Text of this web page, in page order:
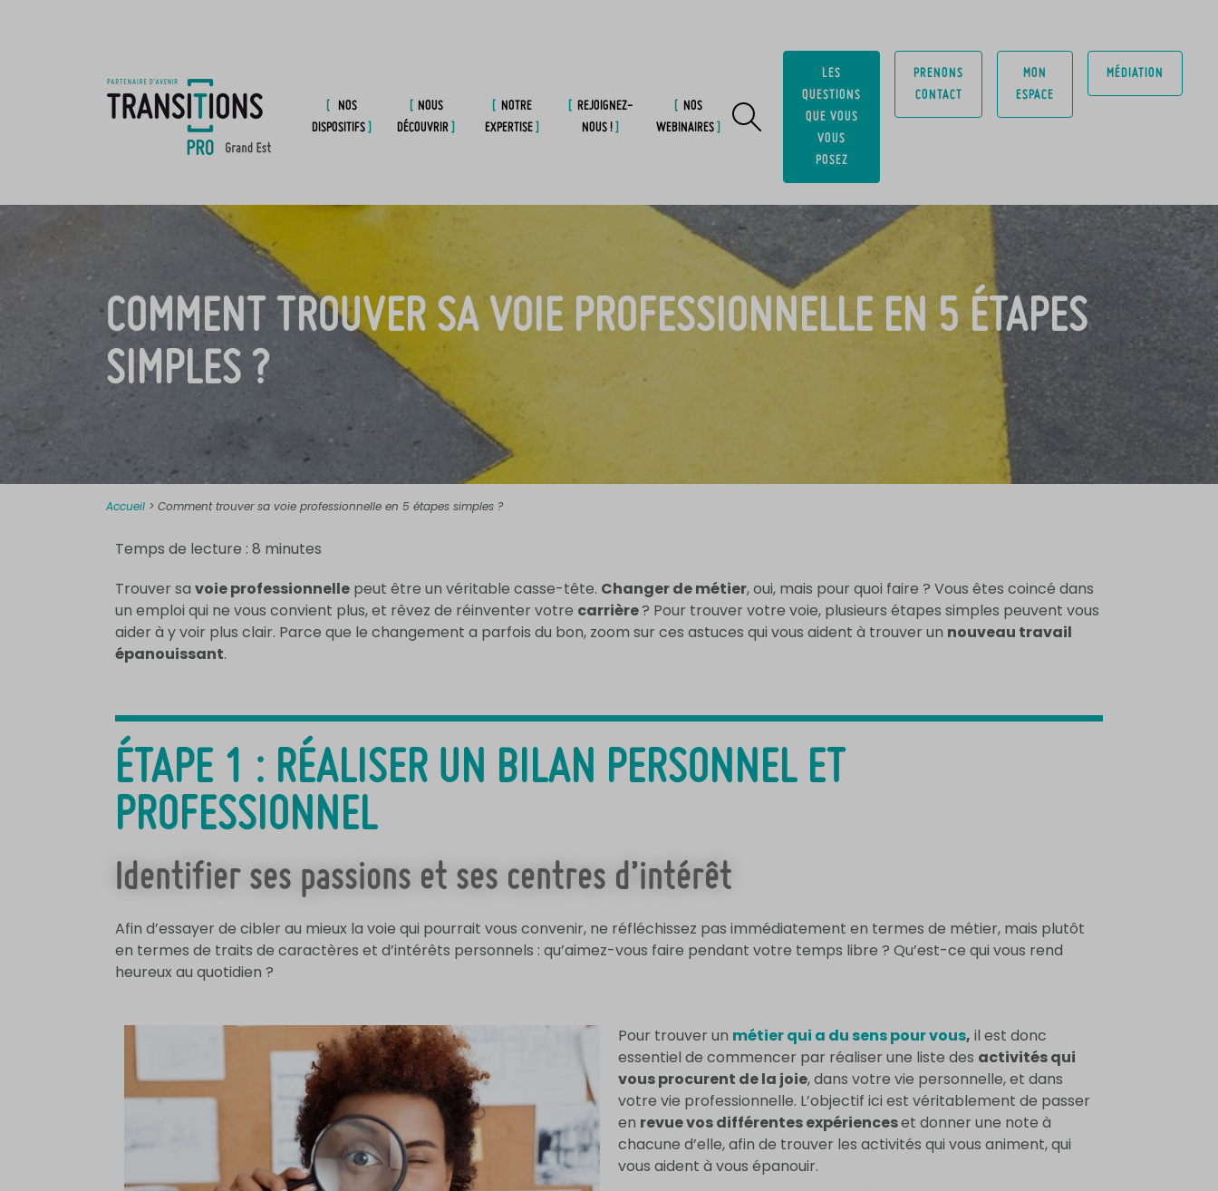
NOS
DISPOSITIFS
NOUS
DÉCOUVRIR
NOTRE
EXPERTISE
REJOIGNEZ-
NOUS !
NOS
WEBINAIRES
LES
QUESTIONS
QUE VOUS
VOUS
POSEZ
PRENONS
CONTACT
MON
ESPACE
MÉDIATION
COMMENT TROUVER SA VOIE PROFESSIONNELLE EN 5 ÉTAPES
SIMPLES ?
Accueil > Comment trouver sa voie professionnelle en 5 étapes simples ?
Temps de lecture : 8 minutes
Trouver sa voie professionnelle peut être un véritable casse-tête. Changer de métier, oui, mais pour quoi faire ? Vous êtes coincé dans
un emploi qui ne vous convient plus, et rêvez de réinventer votre carrière? Pour trouver votre voie, plusieurs étapes simples peuvent vous
aider à y voir plus clair. Parce que le changement a parfois du bon, zoom sur ces astuces qui vous aident à trouver un nouveau travail
épanouissant.
ÉTAPE 1 : RÉALISER UN BILAN PERSONNEL ET
PROFESSIONNEL
Identifier ses passions et ses centres d’intérêt
Afin d’essayer de cibler au mieux la voie qui pourrait vous convenir, ne réfléchissez pas immédiatement en termes de métier, mais plutôt
en termes de traits de caractères et d’intérêts personnels : qu’aimez-vous faire pendant votre temps libre ? Qu’est-ce qui vous rend
heureux au quotidien ?
Pour trouver un métier qui a du sens pour vous, il est donc
essentiel de commencer par réaliser une liste des activités qui
vous procurent de la joie, dans votre vie personnelle, et dans
votre vie professionnelle. L’objectif ici est véritablement de passer
en revue vos différentes expérienceset donner une note à
chacune d’elle, afin de trouver les activités qui vous animent, qui
vous aident à vous épanouir.